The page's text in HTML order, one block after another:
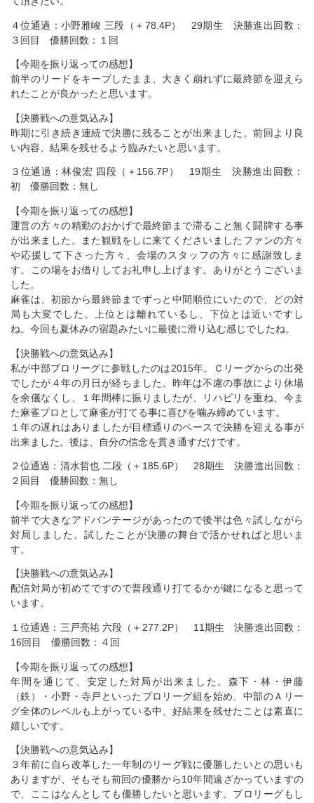
４位通過：小野雅峻 三段（＋78.4P） 29期生 決勝進出回数：
３回目 優勝回数：１回
【今期を振り返っての感想】
前半のリードをキープしたまま、大きく崩れずに最終節を迎えら
れたことが良かったと思います。
【決勝戦への意気込み】
昨期に引き続き連続で決勝に残ることが出来ました。前回より良
い内容、結果を残せるよう臨みたいと思います。
３位通過：林俊宏 四段（＋156.7P） 19期生 決勝進出回数：
初 優勝回数：無し
【今期を振り返っての感想】
運営の方々の精勤のおかげで最終節まで滞ること無く闘牌する事
が出来ました。また観戦をしに来てくださいましたファンの方々
や応援して下さった方々、会場のスタッフの方々に感謝致しま
す。この場をお借りしてお礼申し上げます。ありがとうございま
した。
麻雀は、初節から最終節までずっと中間順位にいたので、どの対
局も大変でした。上位とは離れているし、下位とは近いですし
ね。今回も夏休みの宿題みたいに最後に滑り込む感じでしたね。
【決勝戦への意気込み】
私が中部プロリーグに参戦したのは2015年。Ｃリーグからの出発
でしたが４年の月日が経ちました。昨年は不慮の事故により休場
を余儀なくし、１年間棒に振りましたが、リハビリを重ね、今ま
た麻雀プロとして麻雀が打てる事に喜びを噛み締めています。
１年の遅れはありましたが目標通りのペースで決勝を迎える事が
出来ました。後は、自分の信念を貫き通すだけです。
２位通過：清水哲也 二段（＋185.6P） 28期生 決勝進出回数：
２回目 優勝回数：無し
【今期を振り返っての感想】
前半で大きなアドバンテージがあったので後半は色々試しながら
対局しました。試したことが決勝の舞台で活かせればと思いま
す。
【決勝戦への意気込み】
配信対局が初めてですので普段通り打てるかが鍵になると思って
います。
１位通過：三戸亮祐 六段（＋277.2P） 11期生 決勝進出回数：
16回目 優勝回数：４回
【今期を振り返っての感想】
年間を通じて、安定した対局が出来ました。森下・林・伊藤
（鉄）・小野・寺戸といったプロリーグ組を始め、中部のＡリー
グ全体のレベルも上がっている中、好結果を残せたことは素直に
嬉しいです。
【決勝戦への意気込み】
３年前に自ら改革した一年制のリーグ戦に優勝したいとの思いも
ありますが、そもそも前回の優勝から10年間遠ざかっていますの
で、ここはなんとしても優勝したいと思います。プロリーグもし